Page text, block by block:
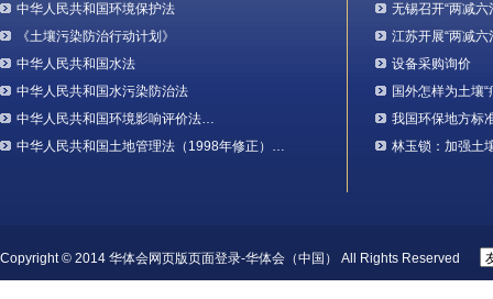
中华人民共和国环境保护法
《土壤污染防治行动计划》
中华人民共和国水法
中华人民共和国水污染防治法
中华人民共和国环境影响评价法…
中华人民共和国土地管理法（1998年修正）…
无锡召开“两减
江苏开展“两减
设备采购询价
国外怎样为土壤“
我国环保地方标
林玉锁：加强土
Copyright © 2014 华体会网页版页面登录-华体会（中国） All Rights Reserved